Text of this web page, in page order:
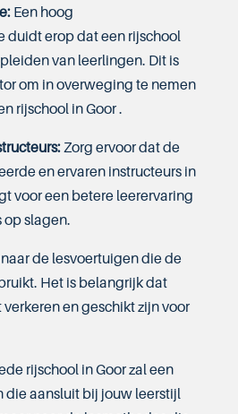
Een hoog
duidt erop dat een rijschool
van leerlingen. Dit is
om in overweging te nemen
rijschool in Goor .
Zorg ervoor dat de
en ervaren instructeurs in
voor een betere leerervaring
op slagen.
de lesvoertuigen die de
Het is belangrijk dat
en geschikt zijn voor
rijschool in Goor zal een
die aansluit bij jouw leerstijl